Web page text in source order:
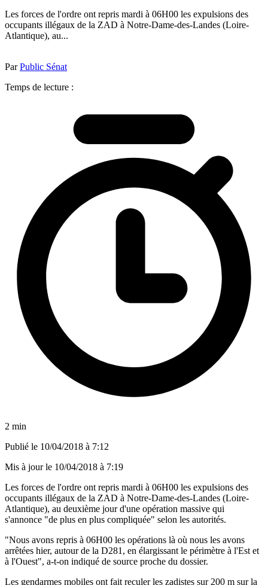
Les forces de l'ordre ont repris mardi à 06H00 les expulsions des
occupants illégaux de la ZAD à Notre-Dame-des-Landes (Loire-
Atlantique), au...
ParPublic Sénat
Temps de lecture :
2 min
Publié le 10/04/2018 à 7:12
Mis à jour le 10/04/2018 à 7:19
Les forces de l'ordre ont repris mardi à 06H00 les expulsions des
occupants illégaux de la ZAD à Notre-Dame-des-Landes (Loire-
Atlantique), au deuxième jour d'une opération massive qui
s'annonce "de plus en plus compliquée" selon les autorités.
"Nous avons repris à 06H00 les opérations là où nous les avons
arrêtées hier, autour de la D281, en élargissant le périmètre à l'Est et
à l'Ouest", a-t-on indiqué de source proche du dossier.
Les gendarmes mobiles ont fait reculer les zadistes sur 200 m sur la